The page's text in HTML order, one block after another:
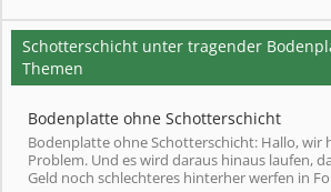
Schotterschicht unter tragender
Themen
Bodenplatte ohne Schotterschicht
Bodenplatte ohne Schotterschicht: Hallo, wir
Problem. Und es wird daraus hinaus laufen,
Geld noch schlechteres hinterher werfen in